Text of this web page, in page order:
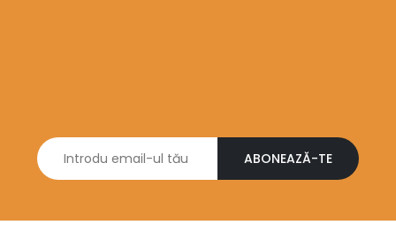
ABONEAZĂ-TE